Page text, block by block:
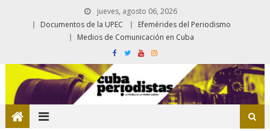
jueves, agosto 06, 2026
Documentos de la UPEC
Efemérides del Periodismo
Medios de Comunicación en Cuba